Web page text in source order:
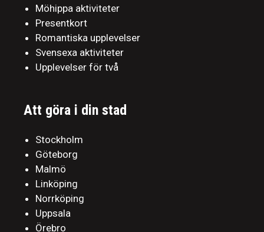
Möhippa aktiviteter
Presentkort
Romantiska upplevelser
Svensexa aktiviteter
Upplevelser för två
Att göra i din stad
Stockholm
Göteborg
Malmö
Linköping
Norrköping
Uppsala
Örebro